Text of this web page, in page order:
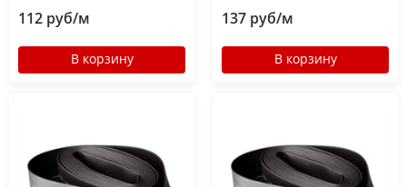
112 руб/м
В корзину
137 руб/м
В корзину